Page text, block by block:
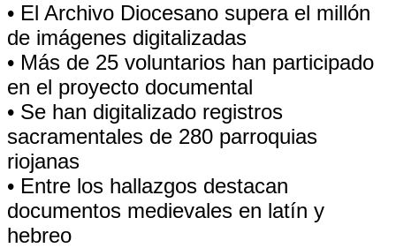
• El Archivo Diocesano supera el millón
de imágenes digitalizadas
• Más de 25 voluntarios han participado
en el proyecto documental
• Se han digitalizado registros
sacramentales de 280 parroquias
riojanas
• Entre los hallazgos destacan
documentos medievales en latín y
hebreo